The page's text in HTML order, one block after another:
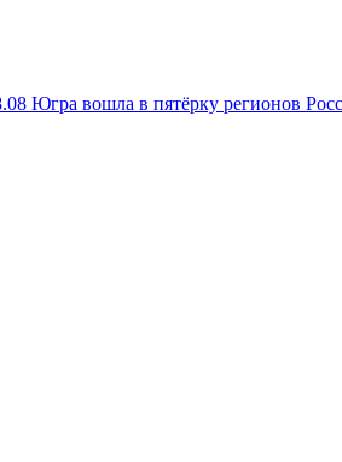
Югра вошла в пятёрку регионов